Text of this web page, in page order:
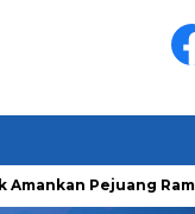
Ramadan